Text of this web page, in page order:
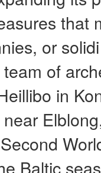
that
or
of
in
Baltic